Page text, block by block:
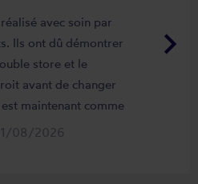
keyboard_arrow_right
avec soin par
Ils ont dû démontrer
store et le
avant de changer
maintenant comme
positionné et
08/2026